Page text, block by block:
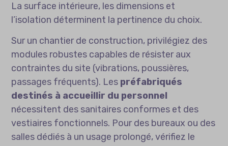
La surface intérieure, les dimensions et
l’isolation déterminent la pertinence du choix.
Sur un chantier de construction, privilégiez des
modules robustes capables de résister aux
contraintes du site (vibrations, poussières,
passages fréquents). Les préfabriqués
destinés à accueillir du personnel
nécessitent des sanitaires conformes et des
vestiaires fonctionnels. Pour des bureaux ou des
salles dédiés à un usage prolongé, vérifiez le